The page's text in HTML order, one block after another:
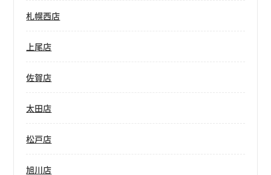
札幌西店
上尾店
佐賀店
太田店
松戸店
旭川店